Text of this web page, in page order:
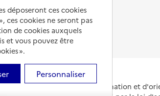
Fin de vie en EHPAD
Portail national d'information et
déposeront ces cookies
ces cookies ne seront pas
de cookies auxquels
et vous pouvez être
».
Personnaliser